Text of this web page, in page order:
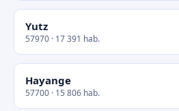
Yutz
57970 · 17 391 hab.
Hayange
57700 · 15 806 hab.